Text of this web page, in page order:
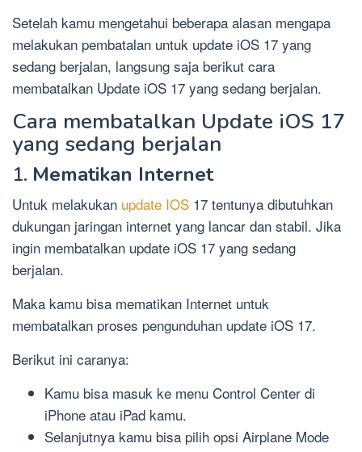
Setelah kamu mengetahui beberapa alasan mengapa
melakukan pembatalan untuk update iOS 17 yang
sedang berjalan, langsung saja berikut cara
membatalkan Update iOS 17 yang sedang berjalan.
Cara membatalkan Update iOS 17
yang sedang berjalan
1. Mematikan Internet
Untuk melakukan update IOS 17 tentunya dibutuhkan
dukungan jaringan internet yang lancar dan stabil. Jika
ingin membatalkan update iOS 17 yang sedang
berjalan.
Maka kamu bisa mematikan Internet untuk
membatalkan proses pengunduhan update iOS 17.
Berikut ini caranya:
Kamu bisa masuk ke menu Control Center di
iPhone atau iPad kamu.
Selanjutnya kamu bisa pilih opsi Airplane Mode